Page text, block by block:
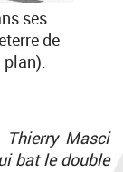
ses
de
plan).
Thierry Masci
bat le double